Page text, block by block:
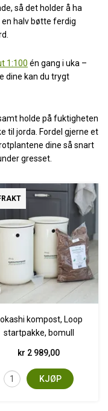
så det holder å ha
halv bøtte ferdig
1:100 én gang i uka –
dine kan du trygt
holde på fuktigheten
til jorda. Fordel gjerne et
dine så snart
gresset.
kompost, Loop
startpakke, bomull
kr 2 989,00
KJØP